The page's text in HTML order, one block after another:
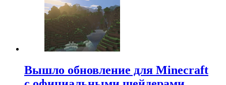
Вышло обновление для Minecraft